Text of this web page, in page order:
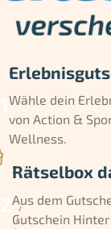
Wähle dein
von Action &
Wellness.
Rätselbox
Aus dem
Gutschein